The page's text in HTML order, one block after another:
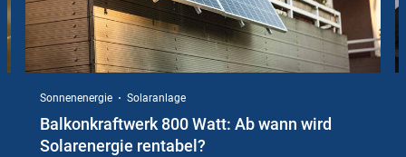
Sonnenenergie Solaranlage
Balkonkraftwerk 800 Watt: Ab wann wird
Solarenergie rentabel?